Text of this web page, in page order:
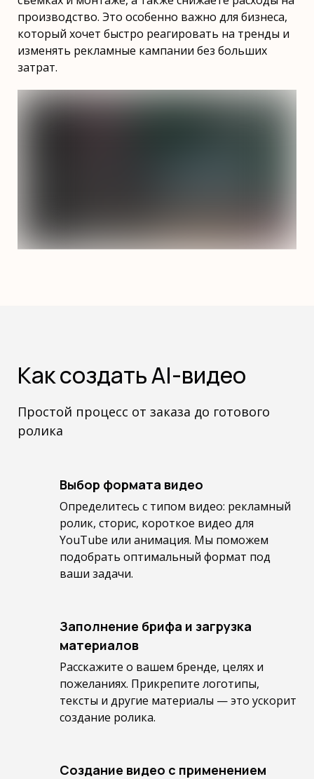
производство. Это особенно важно для бизнеса,
который хочет быстро реагировать на тренды и
изменять рекламные кампании без больших
затрат.
Как создать AI-видео
Простой процесс от заказа до готового
ролика
Выбор формата видео
Определитесь с типом видео: рекламный
ролик, сторис, короткое видео для
YouTube или анимация. Мы поможем
подобрать оптимальный формат под
ваши задачи.
Заполнение брифа и загрузка
материалов
Расскажите о вашем бренде, целях и
пожеланиях. Прикрепите логотипы,
тексты и другие материалы — это ускорит
создание ролика.
Создание видео с применением